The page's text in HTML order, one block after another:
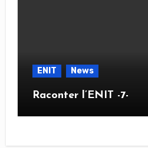
ENIT News
Raconter l’ENIT -7-